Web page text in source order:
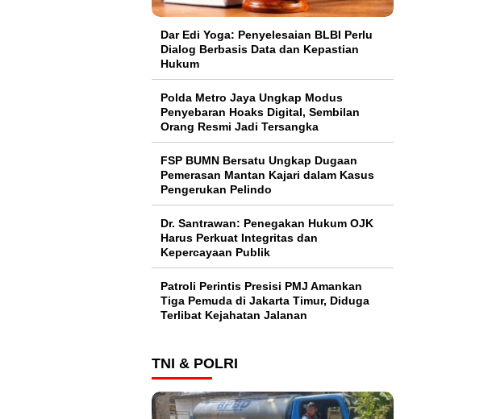
Dar Edi Yoga: Penyelesaian BLBI Perlu
Dialog Berbasis Data dan Kepastian
Hukum
Polda Metro Jaya Ungkap Modus
Penyebaran Hoaks Digital, Sembilan
Orang Resmi Jadi Tersangka
FSP BUMN Bersatu Ungkap Dugaan
Pemerasan Mantan Kajari dalam Kasus
Pengerukan Pelindo
Dr. Santrawan: Penegakan Hukum OJK
Harus Perkuat Integritas dan
Kepercayaan Publik
Patroli Perintis Presisi PMJ Amankan
Tiga Pemuda di Jakarta Timur, Diduga
Terlibat Kejahatan Jalanan
TNI & POLRI